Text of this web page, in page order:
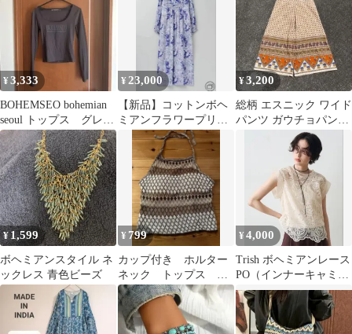
¥3,333
BOHEMSEO bohemian
seoul トップス グレ
ー チャコール
¥ 23,000
【新品】コットンボヘ
ミアンフラワープリン
トドレス パープル
¥3,200
総柄 エスニック ワイド
パンツ ガウチョパンツ
ボヘミアン vintage
¥1,599
ボヘミアンスタイル ネ
ックレス 青色ビーズ
¥ 799
カップ付き ホルター
ネック トップス ア
ジアン ボヘミアン
平成 y2k
¥4,000
Trish ボヘミアンレース
PO（インナーキャミ付
き）